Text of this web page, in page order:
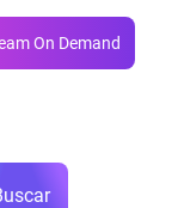
On Demand